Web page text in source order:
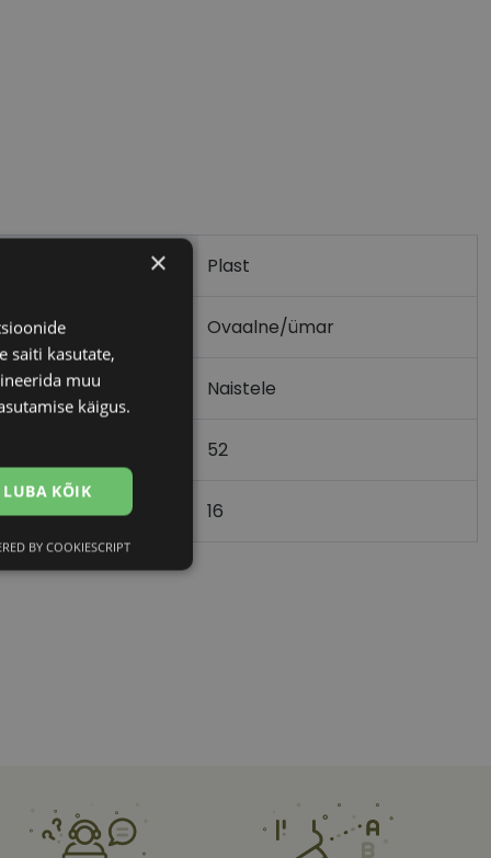
Plast
Ovaalne/ümar
Naistele
52
16
×
saiti kasutate,
muu
käigus.
LUBA KÕIK
BY COOKIESCRIPT